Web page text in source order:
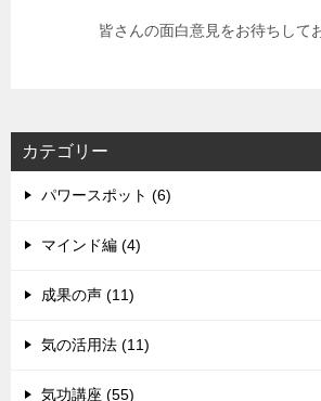
皆さんの面白意見をお待ちして
カテゴリー
パワースポット (6)
マインド編 (4)
成果の声 (11)
気の活用法 (11)
気功講座 (55)